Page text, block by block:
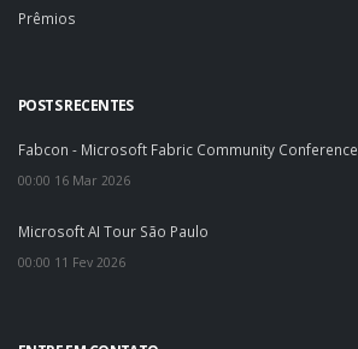
Prêmios
POSTS RECENTES
Fabcon - Microsoft Fabric Community Conference
00:00 16 Mar 2026
Microsoft AI Tour São Paulo
00:00 11 Fev 2026